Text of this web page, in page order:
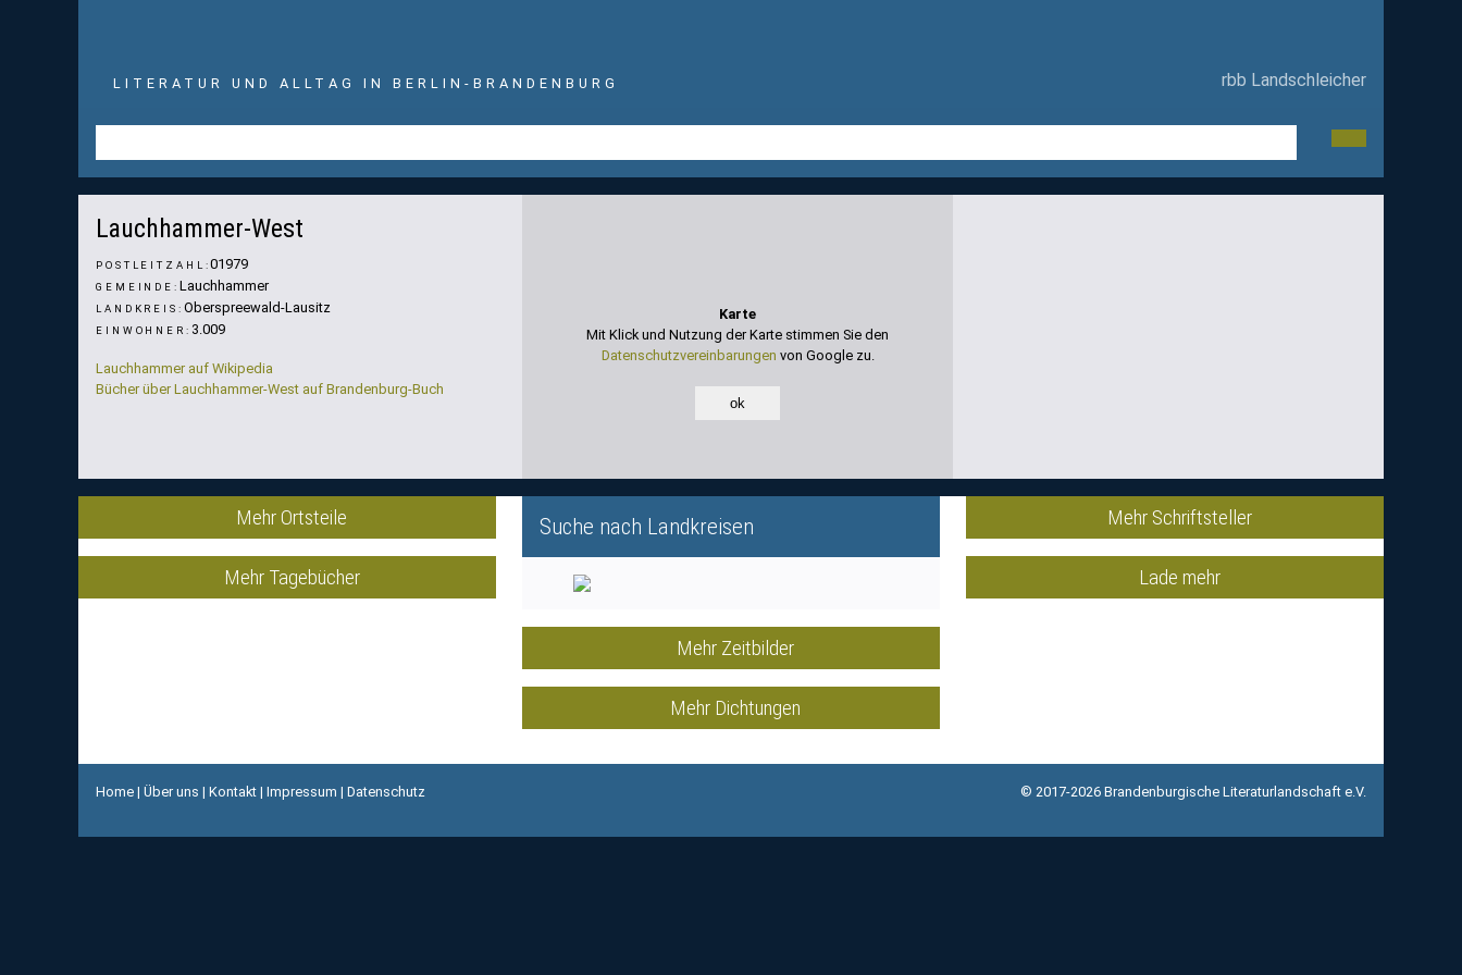
LITERATUR UND ALLTAG IN BERLIN-BRANDENBURG rbb Landschleicher
Schlosspark. Foto: Wikipedia (OnkelJohn)
Lauchhammer-West
POSTLEITZAHL:01979
GEMEINDE: Lauchhammer
LANDKREIS: Oberspreewald-Lausitz
EINWOHNER: 3.009
Lauchhammer auf Wikipedia
Bücher über Lauchhammer-West auf Brandenburg-Buch
Karte
Mit Klick und Nutzung der Karte stimmen Sie den
Datenschutzvereinbarungen von Google zu.
ok
Mehr Ortsteile
Mehr Tagebücher
Suche nach Landkreisen
Mehr Zeitbilder
Mehr Dichtungen
Mehr Schriftsteller
Lade mehr
Home | Über uns | Kontakt | Impressum | Datenschutz © 2017-2026 Brandenburgische Literaturlandschaft e.V.